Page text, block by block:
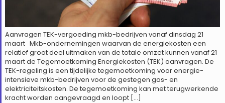
Aanvragen TEK-vergoeding mkb-bedrijven vanaf dinsdag 21
maart Mkb-ondernemingen waarvan de energiekosten een
relatief groot deel uitmaken van de totale omzet kunnen vanaf 21
maart de Tegemoetkoming Energiekosten (TEK) aanvragen. De
TEK-regeling is een tijdelijke tegemoetkoming voor energie-
intensieve mkb-bedrijven voor de gestegen gas- en
elektriciteitskosten. De tegemoetkoming kan met terugwerkende
kracht worden aangevraagd en loopt […]